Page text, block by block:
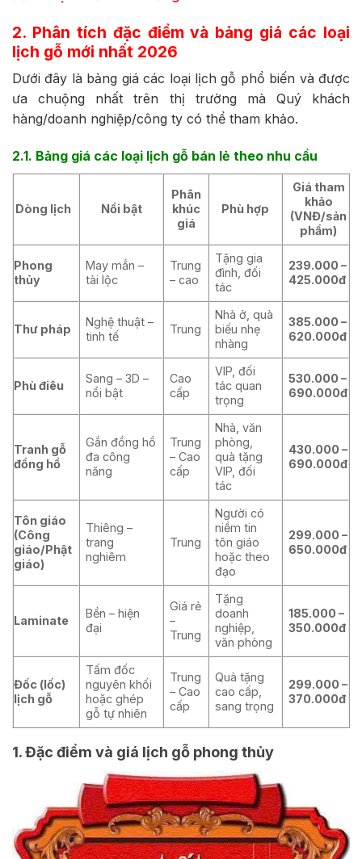
2. Phân tích đặc điểm và bảng giá các loại
lịch gỗ mới nhất 2026
Dưới đây là bảng giá các loại lịch gỗ phổ biến và được
ưa chuộng nhất trên thị trường mà Quý khách
hàng/doanh nghiệp/công ty có thể tham khảo.
2.1. Bảng giá các loại lịch gỗ bán lẻ theo nhu cầu
Dòng lịch Nổi bật
Phân
khúc
giá
Phù hợp
Giá tham
khảo
(VNĐ/sản
phẩm)
Phong
thủy
May mắn –
tài lộc
Trung
– cao
Tặng gia
đình, đối
tác
239.000 –
425.000đ
Thư pháp
Nghệ thuật –
tinh tế
Trung
Nhà ở, quà
biếu nhẹ
nhàng
385.000 –
620.000đ
Phù điêu
Sang – 3D –
nổi bật
Cao
cấp
VIP, đối
tác quan
trọng
530.000 –
690.000đ
Tranh gỗ
đồng hồ
Gắn đồng hồ
đa công
năng
Trung
– Cao
cấp
Nhà, văn
phòng,
quà tặng
VIP, đối
tác
430.000 –
690.000đ
Tôn giáo
(Công
giáo/Phật
giáo)
Thiêng –
trang
nghiêm
Trung
Người có
niềm tin
tôn giáo
hoặc theo
đạo
299.000 –
650.000đ
Laminate
Bền – hiện
đại
Giá rẻ
–
Trung
Tặng
doanh
nghiệp,
văn phòng
185.000 –
350.000đ
Đốc (lốc)
lịch gỗ
Tấm đốc
nguyên khối
hoặc ghép
gỗ tự nhiên
Trung
– Cao
cấp
Quà tặng
cao cấp,
sang trọng
299.000 –
370.000đ
1. Đặc điểm và giá lịch gỗ phong thủy